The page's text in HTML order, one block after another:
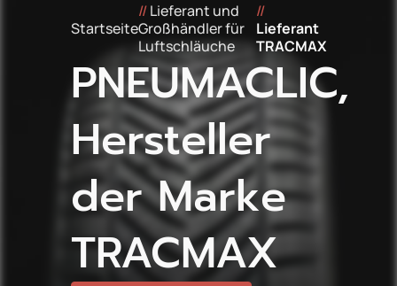
Startseite
//Lieferant und
Großhändler für
Luftschläuche
//
Lieferant
TRACMAX
PNEUMACLIC,
Hersteller
der Marke
TRACMAX